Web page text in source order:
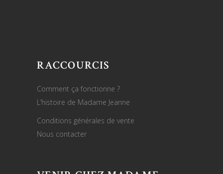
RACCOURCIS
Comment ça fonctionne ?
L’histoire de Madame Jeanne
Conditions générales de vente
Nous contacter